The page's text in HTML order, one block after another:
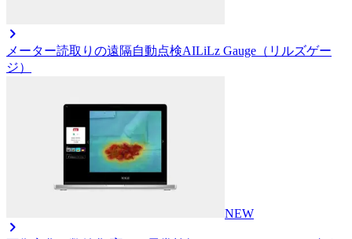
メーター読取りの遠隔自動点検AILiLz Gauge（リルズゲー
ジ）
NEW